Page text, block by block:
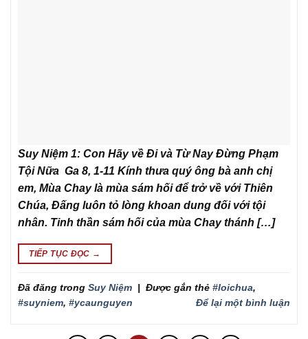
Suy Niệm 1: Con Hãy về Đi và Từ Nay Đừng Phạm
Tội Nữa Ga 8, 1-11 Kính thưa quý ông bà anh chị
em, Mùa Chay là mùa sám hối để trở về với Thiên
Chúa, Đấng luôn tỏ lòng khoan dung đối với tội
nhân. Tinh thần sám hối của mùa Chay thánh […]
TIẾP TỤC ĐỌC →
Đã đăng trong Suy Niệm | Được gắn thẻ #loichua,
#suyniem, #ycaunguyen Để lại một bình luận